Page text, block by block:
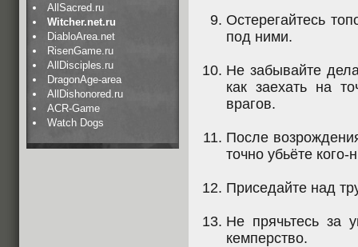
AllSacred.ru
Witcher.net.ru
DiabloArea.net
RisenGame.ru
AllDisciples.ru
DragonAge-area
AllDishonored.ru
ACR-Game
Watch Dogs
Остерегайтесь
под ними.
Не забывайте
как заехать на
врагов.
После
точно убьёте кого-
Приседайте над
Не прячьтесь за
кемперство.